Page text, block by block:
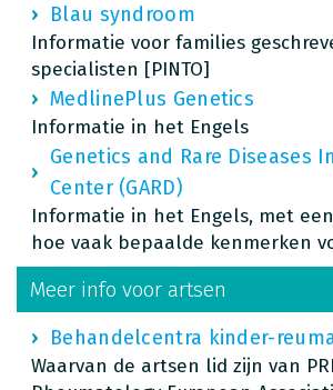
Blau syndroom
Informatie voor families
specialisten [PINTO]
MedlinePlus Genetics
Informatie in het Engels
Genetics and Rare Diseases
Center (GARD)
Informatie in het Engels, met
hoe vaak bepaalde kenmerken
Meer info voor artsen
Behandelcentra kinder-
Waarvan de artsen lid zijn van